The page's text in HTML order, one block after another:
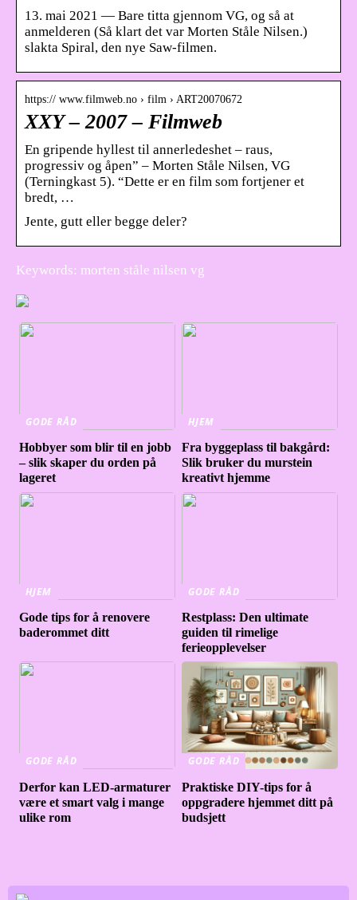
13. mai 2021 — Bare titta gjennom VG, og så at
anmelderen (Så klart det var Morten Ståle Nilsen.)
slakta Spiral, den nye Saw-filmen.
https:// www.filmweb.no › film › ART20070672
XXY – 2007 – Filmweb
En gripende hyllest til annerledeshet – raus,
progressiv og åpen” – Morten Ståle Nilsen, VG
(Terningkast 5). “Dette er en film som fortjener et
bredt, …
Jente, gutt eller begge deler?
Keywords: morten ståle nilsen vg
GODE RÅD
Hobbyer som blir til en jobb
– slik skaper du orden på
lageret
HJEM
Fra byggeplass til bakgård:
Slik bruker du murstein
kreativt hjemme
HJEM
Gode tips for å renovere
baderommet ditt
GODE RÅD
Restplass: Den ultimate
guiden til rimelige
ferieopplevelser
GODE RÅD
Derfor kan LED-armaturer
være et smart valg i mange
ulike rom
GODE RÅD
Praktiske DIY-tips for å
oppgradere hjemmet ditt på
budsjett